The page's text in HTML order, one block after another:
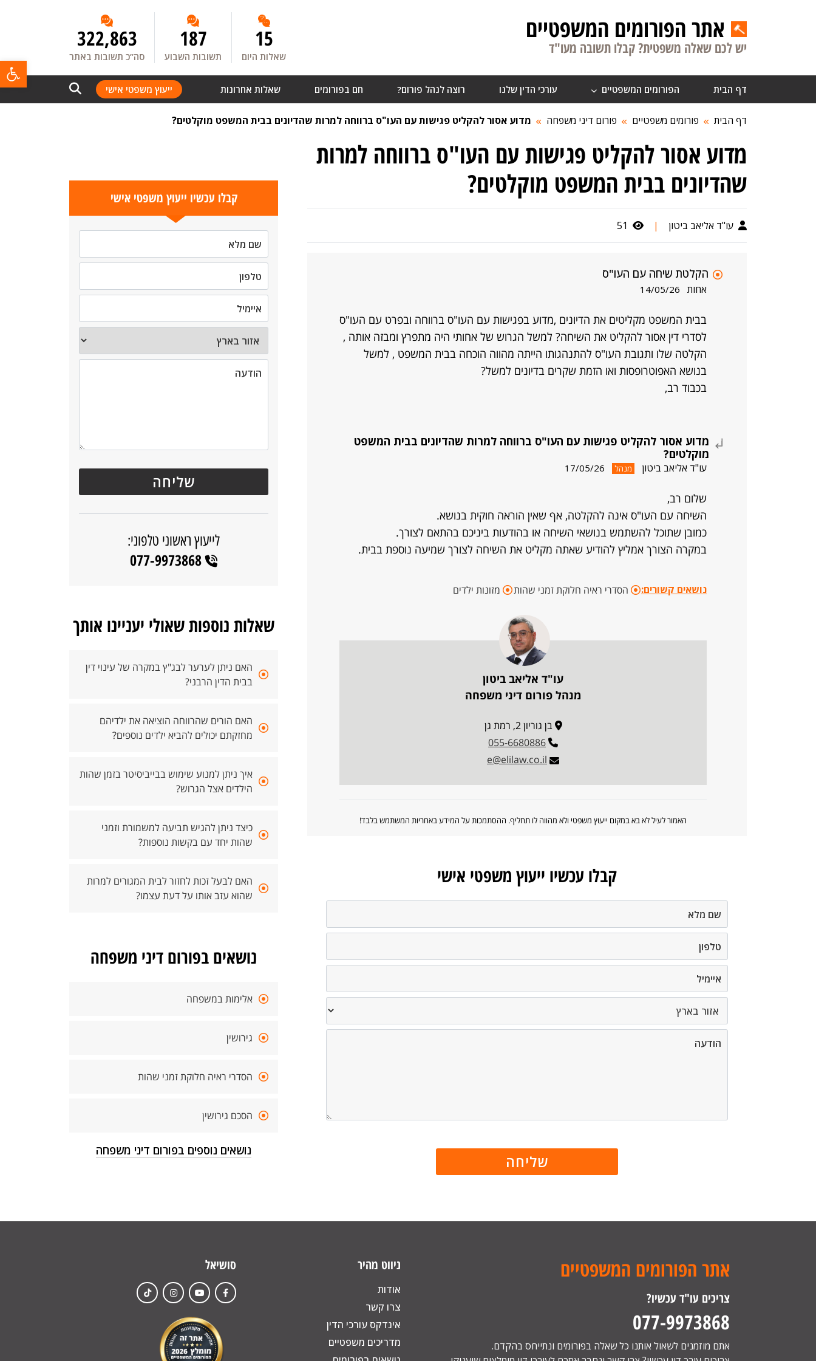
אתר הפורומים המשפטיים
יש לכם שאלה משפטית? קבלו תשובה מעו"ד 15
שאלות היום
187
תשובות השבוע
322,863
סה”כ תשובות באתר
דף הבית הפורומים המשפטיים עורכי הדין שלנו רוצה לנהל פורום? חם בפורומים שאלות אחרונות ייעוץ משפטי אישי
דף הבית פורומים משפטיים פורום דיני משפחה מדוע אסור להקליט פגישות עם העו"ס ברווחה למרות שהדיונים בבית המשפט מוקלטים?
מדוע אסור להקליט פגישות עם העו"ס ברווחה למרות
שהדיונים בבית המשפט מוקלטים?
עו"ד אליאב ביטון |
51
הקלטת שיחה עם העו"ס
אחות 14/05/26
בבית המשפט מקליטים את הדיונים ,מדוע בפגישות עם העו"ס ברווחה ובפרט עם העו"ס
לסדרי דין אסור להקליט את השיחה? למשל הגרוש של אחותי היה מתפרץ ומבזה אותה ,
הקלטה שלו ותגובת העו"ס להתנהגותו הייתה מהווה הוכחה בבית המשפט , למשל
בנושא האפוטרופסות ואו הזמת שקרים בדיונים למשל?
בכבוד רב,
מדוע אסור להקליט פגישות עם העו"ס ברווחה למרות שהדיונים בבית המשפט
מוקלטים?
עו"ד אליאב ביטון מנהל 17/05/26
שלום רב,
השיחה עם העו"ס אינה להקלטה, אף שאין הוראה חוקית בנושא.
כמובן שתוכל להשתמש בנושאי השיחה או בהודעות ביניכם בהתאם לצורך.
במקרה הצורך אמליץ להודיע שאתה מקליט את השיחה לצורך שמיעה נוספת בבית.
נושאים קשורים: הסדרי ראיה חלוקת זמני שהות מזונות ילדים
עו"ד אליאב ביטון
מנהל פורום דיני משפחה
בן גוריון 2, רמת גן
055-6680886
e@elilaw.co.il
האמור לעיל לא בא במקום ייעוץ משפטי ולא מהווה לו תחליף. ההסתמכות על המידע באחריות המשתמש בלבד!
קבלו עכשיו ייעוץ משפטי אישי
קבלו עכשיו ייעוץ משפטי אישי
לייעוץ ראשוני טלפוני:
077-9973868
שאלות נוספות שאולי יעניינו אותך
האם ניתן לערער לבג"ץ במקרה של עינוי דין
בבית הדין הרבני?
האם הורים שהרווחה הוציאה את ילדיהם
מחזקתם יכולים להביא ילדים נוספים?
איך ניתן למנוע שימוש בבייביסיטר בזמן שהות
הילדים אצל הגרוש?
כיצד ניתן להגיש תביעה למשמורת וזמני
שהות יחד עם בקשות נוספות?
האם לבעל זכות לחזור לבית המגורים למרות
שהוא עזב אותו על דעת עצמו?
נושאים בפורום דיני משפחה
אלימות במשפחה
גירושין
הסדרי ראיה חלוקת זמני שהות
הסכם גירושין
נושאים נוספים בפורום דיני משפחה
אתר הפורומים המשפטיים
צריכים עו"ד עכשיו?
077-9973868
אתם מוזמנים לשאול אותנו כל שאלה בפורומים ונתייחס בהקדם.
ניווט מהיר
אודות
צרו קשר
אינדקס עורכי הדין
מדריכים משפטיים
סושיאל